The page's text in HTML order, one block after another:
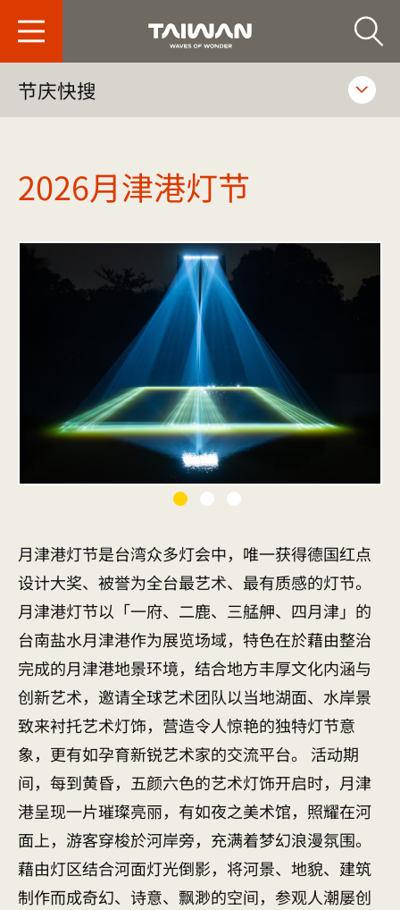
台旅会北京办事
节庆快搜
2026月津港灯节
月津港灯节是台湾众多灯会中，唯一获得德国红点
设计大奖、被誉为全台最艺术、最有质感的灯节。
月津港灯节以「一府、二鹿、三艋舺、四月津」的
台南盐水月津港作为展览场域，特色在於藉由整治
完成的月津港地景环境，结合地方丰厚文化内涵与
创新艺术，邀请全球艺术团队以当地湖面、水岸景
致来衬托艺术灯饰，营造令人惊艳的独特灯节意
象，更有如孕育新锐艺术家的交流平台。 活动期
间，每到黄昏，五颜六色的艺术灯饰开启时，月津
港呈现一片璀璨亮丽，有如夜之美术馆，照耀在河
面上，游客穿梭於河岸旁，充满着梦幻浪漫氛围。
藉由灯区结合河面灯光倒影，将河景、地貌、建筑
制作而成奇幻、诗意、飘渺的空间，参观人潮屡创